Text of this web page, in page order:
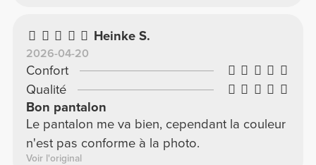
Heinke S.
2026-04-20
Confort
Qualité
Bon pantalon
Le pantalon me va bien, cependant la couleur
n'est pas conforme à la photo.
Voir l'original